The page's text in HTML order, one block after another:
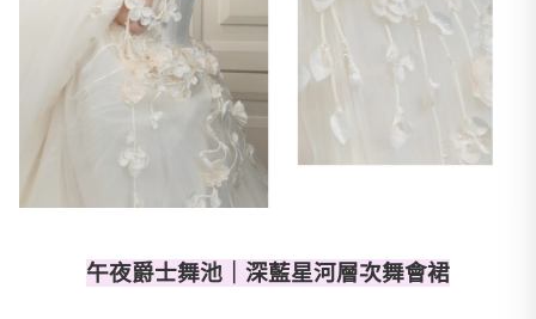
午夜爵士舞池｜深藍星河層次舞會裙